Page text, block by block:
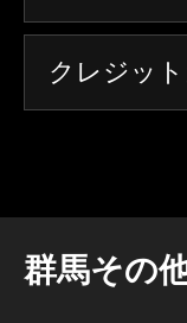
クレジッ
群馬その